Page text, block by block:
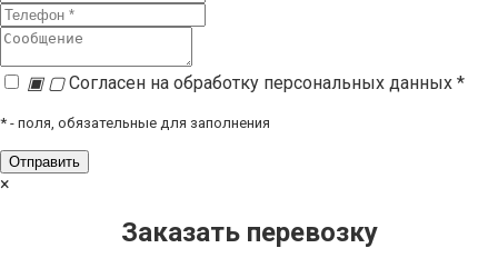
▣ ▢Согласен на обработку персональных данных *
* - поля, обязательные для заполнения
×
Заказать перевозку